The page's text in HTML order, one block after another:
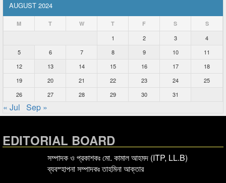
AUGUST 2024
M T W T F S S
1 2 3
4
5
6 7 8 9 10
11
12
13 14 15 16 17
18
19
20 21 22 23 24
25
26
27 28 29 30 31
« Jul Sep »
EDITORIAL BOARD
সম্পাদক ও প্রকাশকঃ মো. কামাল আহমদ (ITP, LL.B)
ব্যবস্হাপনা সম্পাদকঃ তাহমিনা আক্তার